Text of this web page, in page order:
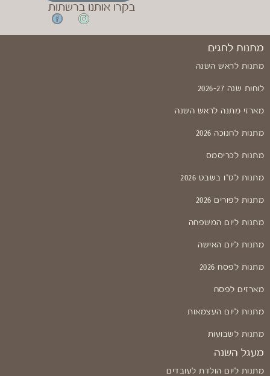
בקרו אותנו ברשתות
מתנות לחגים
מתנות לראש השנה
לוחות שנה 2026-27
מארזי מתנה לראש השנה
מתנות לחנוכה 2026
מתנות לכריסמס
מתנות לט"ו בשבט 2026
מתנות לפורים 2026
מתנות ליום המשפחה
מתנות ליום האישה
מתנות לפסח 2026
מארזים לפסח
מתנות ליום העצמאות
מתנות לשבועות
מעגל השנה
מתנות ליום הולדת לעובדים